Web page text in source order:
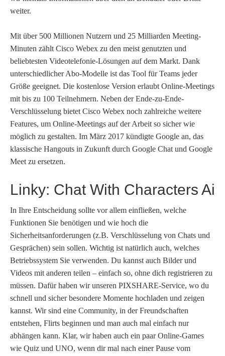
weiter.
Mit über 500 Millionen Nutzern und 25 Milliarden Meeting-
Minuten zählt Cisco Webex zu den meist genutzten und
beliebtesten Videotelefonie-Lösungen auf dem Markt. Dank
unterschiedlicher Abo-Modelle ist das Tool für Teams jeder
Größe geeignet. Die kostenlose Version erlaubt Online-Meetings
mit bis zu 100 Teilnehmern. Neben der Ende-zu-Ende-
Verschlüsselung bietet Cisco Webex noch zahlreiche weitere
Features, um Online-Meetings auf der Arbeit so sicher wie
möglich zu gestalten. Im März 2017 kündigte Google an, das
klassische Hangouts in Zukunft durch Google Chat und Google
Meet zu ersetzen.
Linky: Chat With Characters Ai
In Ihre Entscheidung sollte vor allem einfließen, welche
Funktionen Sie benötigen und wie hoch die
Sicherheitsanforderungen (z.B. Verschlüsselung von Chats und
Gesprächen) sein sollen. Wichtig ist natürlich auch, welches
Betriebssystem Sie verwenden. Du kannst auch Bilder und
Videos mit anderen teilen – einfach so, ohne dich registrieren zu
müssen. Dafür haben wir unseren PIXSHARE-Service, wo du
schnell und sicher besondere Momente hochladen und zeigen
kannst. Wir sind eine Community, in der Freundschaften
entstehen, Flirts beginnen und man auch mal einfach nur
abhängen kann. Klar, wir haben auch ein paar Online-Games
wie Quiz und UNO, wenn dir mal nach einer Pause vom